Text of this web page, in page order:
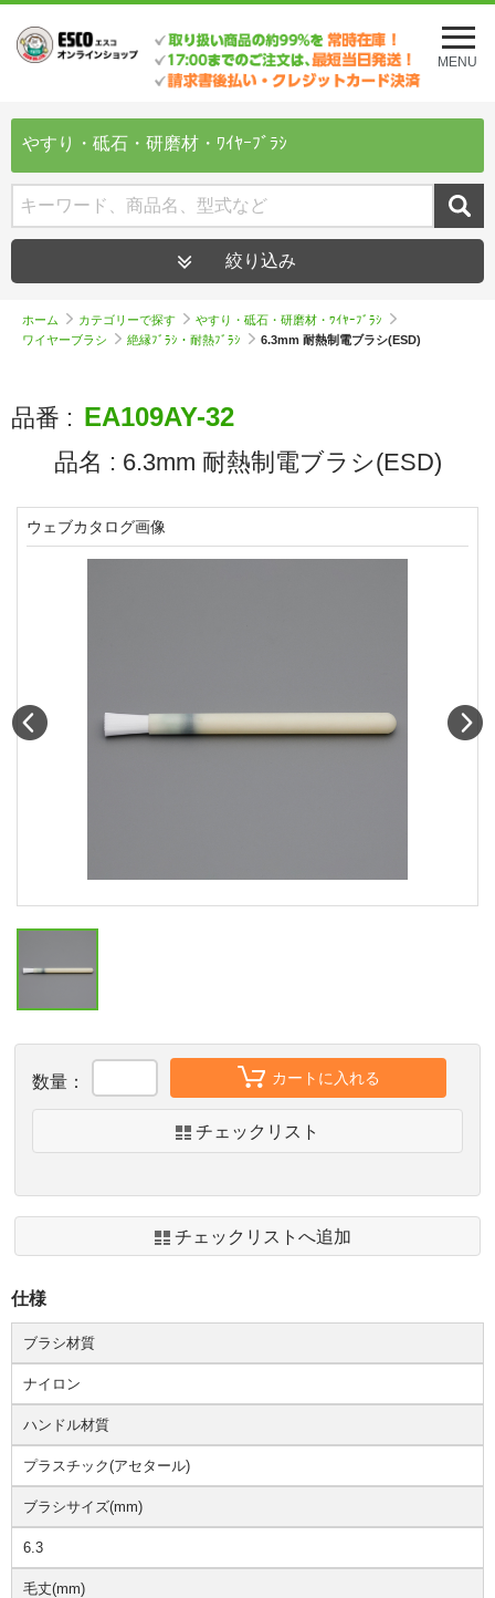
メ
ニ
ュ
を
MENU
やすり・砥石・研磨材・ﾜｲﾔｰﾌﾞﾗｼ
絞り込み
ホーム カテゴリーで探す
やすり・砥石・研磨材・ﾜｲﾔｰﾌﾞﾗｼ
ワイヤーブラシ
絶縁ﾌﾞﾗｼ・耐熱ﾌﾞﾗｼ 6.3mm 耐熱制電ブラシ(ESD)
品番 : EA109AY-32
品名 : 6.3mm 耐熱制電ブラシ(ESD)
数量： カートに入れる
チェックリスト
チェックリストへ追加
仕様
ブラシ材質
ナイロン
ハンドル材質
プラスチック(アセタール)
ブラシサイズ(mm)
6.3
毛丈(mm)
ウェブカタログ画像